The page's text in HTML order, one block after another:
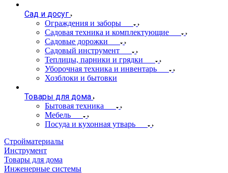
Сад и досуг
Ограждения и заборы
Садовая техника и комплектующие
Садовые дорожки
Садовый инструмент
Теплицы, парники и грядки
Уборочная техника и инвентарь
Хозблоки и бытовки
Товары для дома
Бытовая техника
Мебель
Посуда и кухонная утварь
Стройматериалы
Инструмент
Товары для дома
Инженерные системы